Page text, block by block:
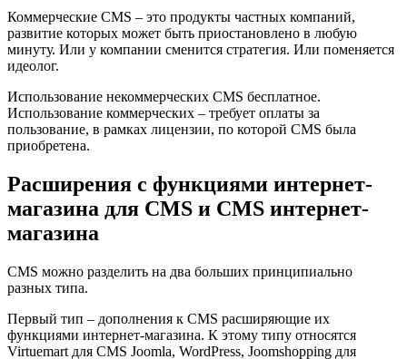
Коммерческие CMS – это продукты частных компаний,
развитие которых может быть приостановлено в любую
минуту. Или у компании сменится стратегия. Или поменяется
идеолог.
Использование некоммерческих CMS бесплатное.
Использование коммерческих – требует оплаты за
пользование, в рамках лицензии, по которой CMS была
приобретена.
Расширения с функциями интернет-
магазина для CMS и CMS интернет-
магазина
CMS можно разделить на два больших принципиально
разных типа.
Первый тип – дополнения к CMS расширяющие их
функциями интернет-магазина. К этому типу относятся
Virtuemart для CMS Joomla, WordPress, Joomshopping для